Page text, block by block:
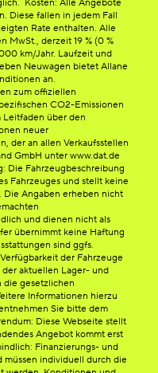
Kosten: Alle Angebote
Diese fallen in jedem Fall
Rate enthalten. Alle
MwSt., derzeit 19 % (0 %
km/Jahr. Laufzeit und
Neuwagen bietet Allane
an.
zum offiziellen
CO2-Emissionen
Leitfaden über den
neuer
der an allen Verkaufsstellen
GmbH unter www.dat.de
Die Fahrzeugbeschreibung
Fahrzeuges und stellt keine
Die Angaben erheben nicht
und dienen nicht als
übernimmt keine Haftung
sind ggfs.
der Fahrzeuge
aktuellen Lager- und
die gesetzlichen
Informationen hierzu
Sie bitte dem
Diese Webseite stellt
Angebot kommt erst
Finanzierungs- und
individuell durch die